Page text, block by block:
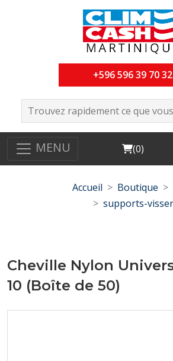
+596 596 39 70 32
MENU Cart
(0)
Accueil Boutique
supports-
Cheville Nylon
10 (Boîte de 50)